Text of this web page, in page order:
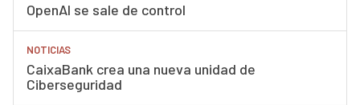
OpenAI se sale de control
NOTICIAS
CaixaBank crea una nueva unidad de
Ciberseguridad